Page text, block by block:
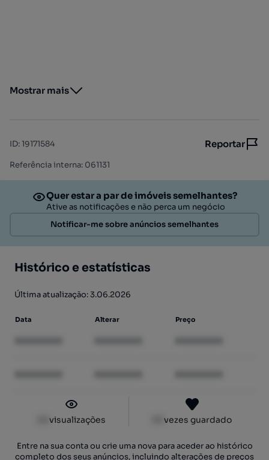
Mostrar mais
ID:19171584 Reportar
Referência interna: 061131
Quer estar a par de imóveis semelhantes?
Ative as notificações e não perca um negócio
Notificar-me sobre anúncios semelhantes
Histórico e estatísticas
Última atualização: 3.06.2026
Data Alterar Preço
visualizações vezes guardado
Entre na sua conta ou crie uma nova para aceder ao histórico
completo dos seus anúncios, incluindo alterações de preços